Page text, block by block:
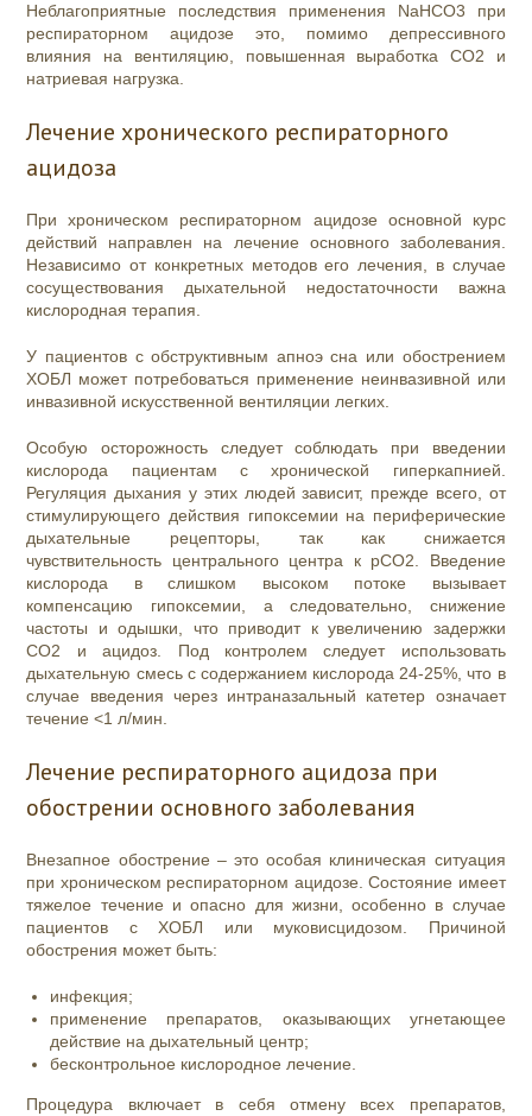
Неблагоприятные последствия применения NaHCO3 при
респираторном ацидозе это, помимо депрессивного
влияния на вентиляцию, повышенная выработка СО2 и
натриевая нагрузка.
Лечение хронического респираторного
ацидоза
При хроническом респираторном ацидозе основной курс
действий направлен на лечение основного заболевания.
Независимо от конкретных методов его лечения, в случае
сосуществования дыхательной недостаточности важна
кислородная терапия.
У пациентов с обструктивным апноэ сна или обострением
ХОБЛ может потребоваться применение неинвазивной или
инвазивной искусственной вентиляции легких.
Особую осторожность следует соблюдать при введении
кислорода пациентам с хронической гиперкапнией.
Регуляция дыхания у этих людей зависит, прежде всего, от
стимулирующего действия гипоксемии на периферические
дыхательные рецепторы, так как снижается
чувствительность центрального центра к pСО2. Введение
кислорода в слишком высоком потоке вызывает
компенсацию гипоксемии, а следовательно, снижение
частоты и одышки, что приводит к увеличению задержки
СО2 и ацидоз. Под контролем следует использовать
дыхательную смесь с содержанием кислорода 24-25%, что в
случае введения через интраназальный катетер означает
течение <1 л/мин.
Лечение респираторного ацидоза при
обострении основного заболевания
Внезапное обострение – это особая клиническая ситуация
при хроническом респираторном ацидозе. Состояние имеет
тяжелое течение и опасно для жизни, особенно в случае
пациентов с ХОБЛ или муковисцидозом. Причиной
обострения может быть:
инфекция;
применение препаратов, оказывающих угнетающее
действие на дыхательный центр;
бесконтрольное кислородное лечение.
Процедура включает в себя отмену всех препаратов,